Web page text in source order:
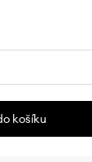
košíku